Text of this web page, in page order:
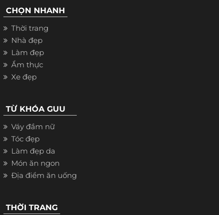
CHỌN NHANH
Thời trang
Nhà đẹp
Làm đẹp
Ẩm thực
Xe đẹp
TỪ KHÓA GUU
Váy đầm nữ
Tóc đẹp
Làm đẹp da
Món ăn ngon
Địa điểm ăn uống
THỜI TRANG